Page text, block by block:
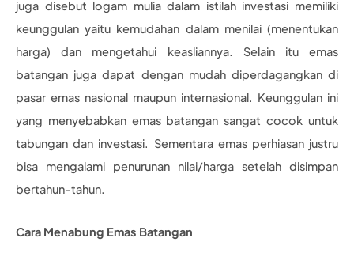
juga disebut logam mulia dalam istilah investasi memiliki
keunggulan yaitu kemudahan dalam menilai (menentukan
harga) dan mengetahui keasliannya. Selain itu emas
batangan juga dapat dengan mudah diperdagangkan di
pasar emas nasional maupun internasional. Keunggulan ini
yang menyebabkan emas batangan sangat cocok untuk
tabungan dan investasi. Sementara emas perhiasan justru
bisa mengalami penurunan nilai/harga setelah disimpan
bertahun-tahun.
Cara Menabung Emas Batangan